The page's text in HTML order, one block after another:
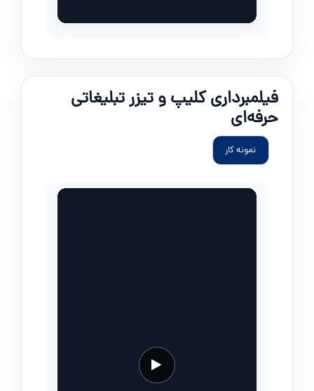
فیلمبرداری کلیپ و تیزر تبلیغاتی
حرفه‌ای
نمونه کار